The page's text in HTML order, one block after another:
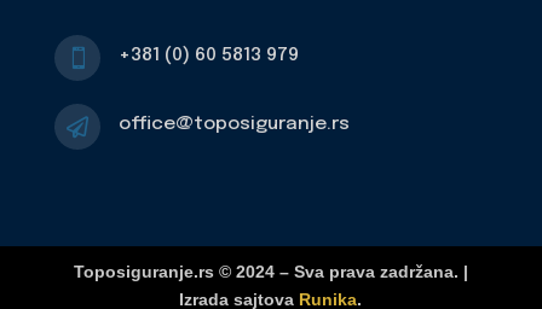
+381 (0) 60 5813 979
 office@toposiguranje.rs
Toposiguranje.rs © 2024 – Sva prava zadržana. |
Izrada sajtova Runika.